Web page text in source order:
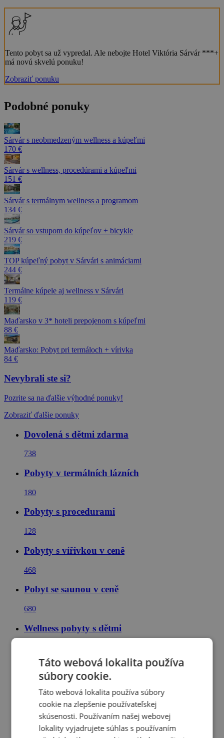
Tento pobyt sa už vypredal. Ale nebojte Hotel Viktória Sárvár ***+
má novú skvelú ponuku!
Zobraziť ponuku
Podobné ponuky
Sárvár s neobmedzeným wellness a kúpeľmi
170 €
Sárvár s wellness, procedúrami a kúpeľmi
151 €
Sárvár s termálnym wellness a programom
134 €
Sárvár so vstupom do kúpeľov + bicykle
219 €
TOP kúpeľný pobyt v Sárvári s animáciami
244 €
Termálne kúpele aj wellness v Sárvári
119 €
Maďarsko v 3* hoteli prepojenom s kúpeľmi
88 €
Maďarsko: Pobyt pri termáloch + vírivka
84 €
Nevybrali ste si?
Pozrite sa na ďalšie výhodné ponuky!
Zobraziť ďalšie ponuky
Dovolená s dětmi zdarma
738
Pobyty v termálních lázních
180
Pobyty s procedurami
128
Pobyty s vířivkou v ceně
468
Pobyt se saunou v ceně
680
Wellness pobyty s dětmi
Pobyt s neomezeným wellness
Pobyty a dovolená v maďarských lázních
Táto webová lokalita používa
súbory cookie.
Táto webová lokalita používa súbory
cookie na zlepšenie používateľskej
skúsenosti. Používaním našej webovej
lokality vyjadrujete súhlas s používaním